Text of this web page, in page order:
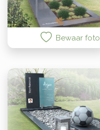
Bewaar foto